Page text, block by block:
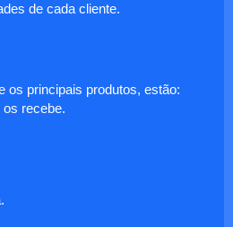
de cada cliente.
os principais produtos, estão:
os recebe.